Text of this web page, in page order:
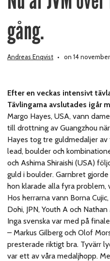
gång.
Andreas Enqvist on 14
Efter en veckas intensivt
Tävlingarna avslutades igår
Margo Hayes, USA, vann
till drottning av Guangzhou
Hayes tog tre guldmedaljer
lead, boulder och
och Ashima Shiraishi (USA)
guld i boulder. Garnbret
hon klarade alla fyra problem,
Hos herrarna vann Borna
Dohi, JPN, Youth A och
Inga svenska var med på
– Markus Gilberg och Olof
presterade riktigt bra. Tyvärr
var ett av våra medaljhopp.